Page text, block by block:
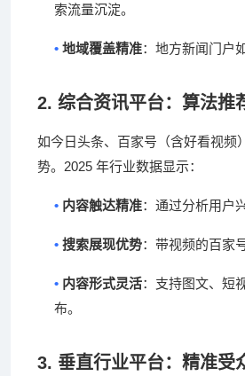
索流量沉淀。
• 地域覆盖精准：地方新闻门户
2. 综合资讯平台：算法推
如今日头条、百家号（含好看视频
势。 2025 年行业数据显示：
• 内容触达精准：通过分析用户
• 搜索展现优势：带视频的百家
• 内容形式灵活：支持图文、短
布。
3. 垂直行业平台：精准受